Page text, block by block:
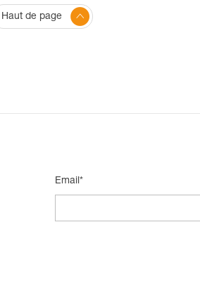
Haut de page
Email*